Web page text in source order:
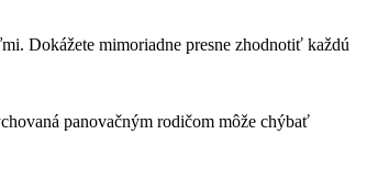
Dokážete mimoriadne presne zhodnotiť každú
panovačným rodičom môže chýbať